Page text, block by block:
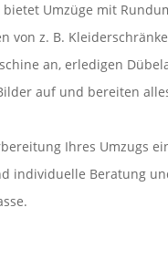
Umzüge mit
von z. B.
an, erledigen
auf und bereiten
Ihres Umzugs
individuelle Beratung